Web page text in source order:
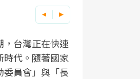
，台灣正在快速
時代。隨著國家
委員會」與「長